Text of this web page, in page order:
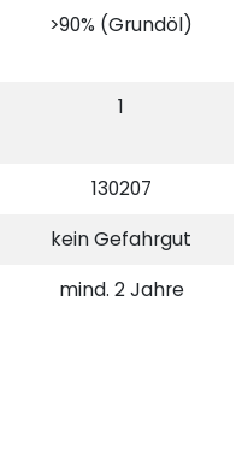
>90% (Grundöl)
1
130207
kein Gefahrgut
mind. 2 Jahre